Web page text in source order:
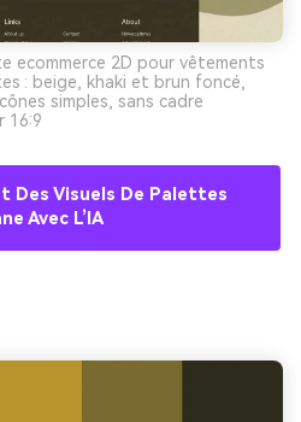
ecommerce 2D pour vêtements
: beige, khaki et brun foncé,
simples, sans cadre
16:9
Des Visuels De Palettes
Avec L’IA